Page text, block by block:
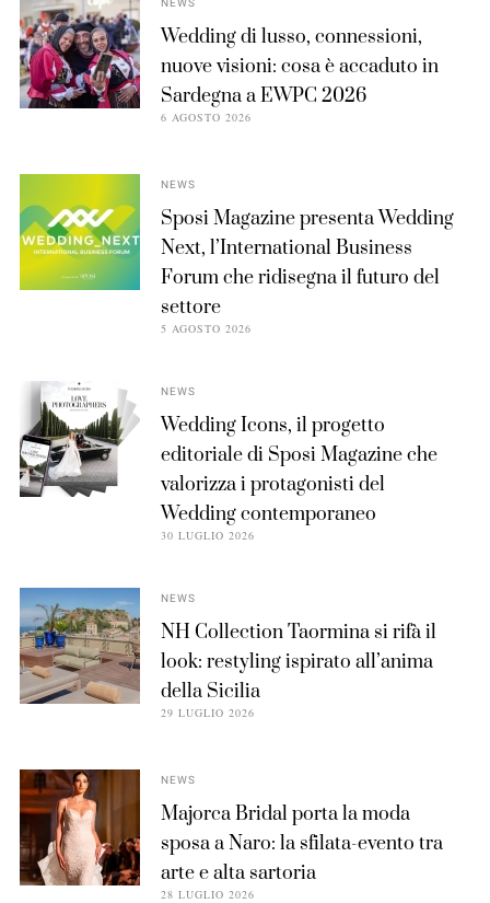
NEWS
Wedding di lusso, connessioni,
nuove visioni: cosa è accaduto in
Sardegna a EWPC 2026
6 AGOSTO 2026
NEWS
Sposi Magazine presenta Wedding
Next, l’International Business
Forum che ridisegna il futuro del
settore
5 AGOSTO 2026
NEWS
Wedding Icons, il progetto
editoriale di Sposi Magazine che
valorizza i protagonisti del
Wedding contemporaneo
30 LUGLIO 2026
NEWS
NH Collection Taormina si rifà il
look: restyling ispirato all’anima
della Sicilia
29 LUGLIO 2026
NEWS
Majorca Bridal porta la moda
sposa a Naro: la sfilata-evento tra
arte e alta sartoria
28 LUGLIO 2026